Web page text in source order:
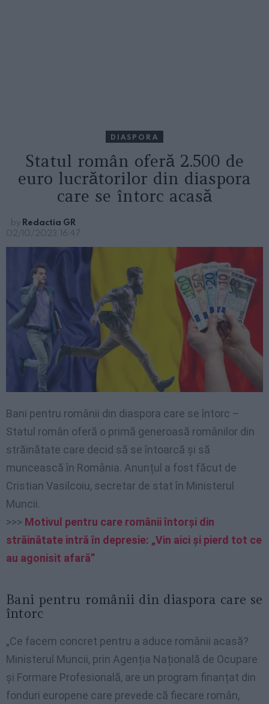
DIASPORA
Statul român oferă 2.500 de
euro lucrătorilor din diaspora
care se întorc acasă
by Redactia GR
02/10/2023, 16:47
Bani pentru românii din diaspora care se întorc –
Statul român oferă o primă generoasă românilor din
străinătate care decid să se întoarcă și să
muncească în România. Anunțul a fost făcut de
Cristian Vasilcoiu, secretar de stat în Ministerul
Muncii.
>>> Motivul pentru care românii întorși din
străinătate intră în depresie: „Vin aici și pierd tot ce
au agonisit afară”
Bani pentru românii din diaspora care se
întorc
„Ce facem concret pentru a aduce românii acasă?
Ministerul Muncii, prin Agenția Națională de Ocupare
și Formare Profesională, are un program finanțat din
fonduri europene care prevede că fiecare român,